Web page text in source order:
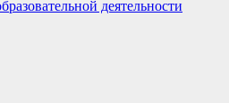
деятельности